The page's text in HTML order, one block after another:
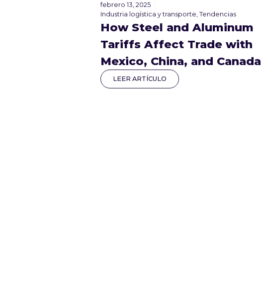
febrero 13, 2025
Industria logística y transporte, Tendencias
How Steel and Aluminum
Tariffs Affect Trade with
Mexico, China, and Canada
LEER ARTÍCULO